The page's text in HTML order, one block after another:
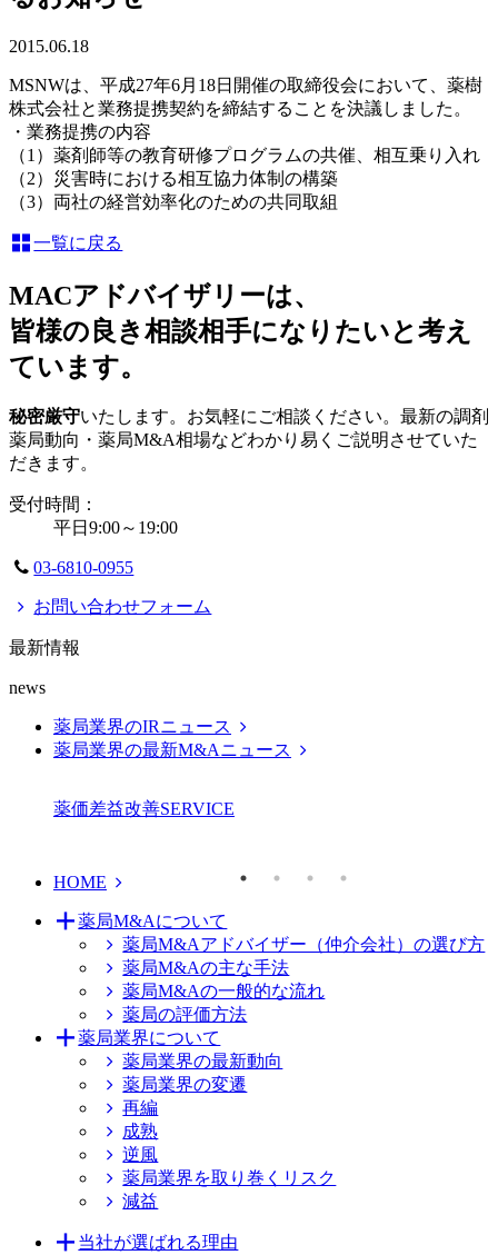
2015.06.18
MSNWは、平成27年6月18日開催の取締役会において、薬樹
株式会社と業務提携契約を締結することを決議しました。
・業務提携の内容
（1）薬剤師等の教育研修プログラムの共催、相互乗り入れ
（2）災害時における相互協力体制の構築
（3）両社の経営効率化のための共同取組
一覧に戻る
MACアドバイザリーは、
皆様の良き相談相手になりたいと考え
ています。
秘密厳守いたします。お気軽にご相談ください。最新の調剤
薬局動向・薬局M&A相場などわかり易くご説明させていた
だきます。
受付時間：
平日9:00～19:00
03-6810-0955
お問い合わせフォーム
最新情報
news
薬局業界のIRニュース
薬局業界の最新M&Aニュース
薬価差益改善SERVICE
HOME
薬局M&Aについて
薬局M&Aアドバイザー（仲介会社）の選び方
薬局M&Aの主な手法
薬局M&Aの一般的な流れ
薬局の評価方法
薬局業界について
薬局業界の最新動向
薬局業界の変遷
再編
成熟
逆風
薬局業界を取り巻くリスク
減益
当社が選ばれる理由